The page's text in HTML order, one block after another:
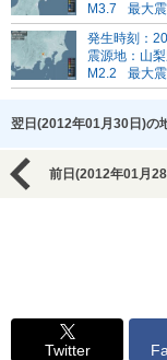
M3.7
最大
発生時刻：
震源地：山
M2.2
最大
翌日(2012年01月30日)の
前日(2012年01月
Twitter